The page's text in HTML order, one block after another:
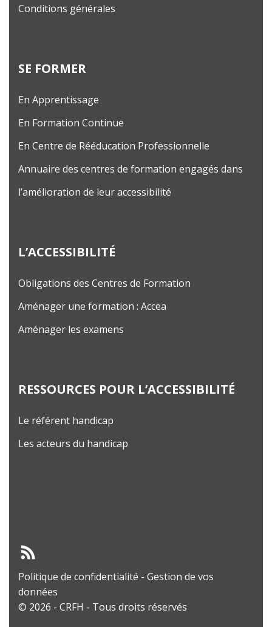
Conditions générales
SE FORMER
En Apprentissage
En Formation Continue
En Centre de Rééducation Professionnelle
Annuaire des centres de formation engagés dans
l’amélioration de leur accessibilité
L’ACCESSIBILITÉ
Obligations des Centres de Formation
Aménager une formation : Accea
Aménager les examens
RESSOURCES POUR L’ACCESSIBILITÉ
Le référent handicap
Les acteurs du handicap
Politique de confidentialité - Gestion de vos
données
© 2026 - CRFH - Tous droits réservés